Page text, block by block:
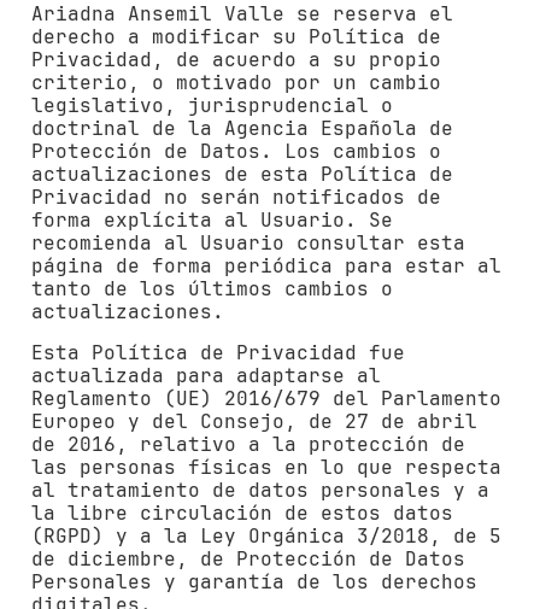
Ariadna Ansemil Valle se reserva el
derecho a modificar su Política de
Privacidad, de acuerdo a su propio
criterio, o motivado por un cambio
legislativo, jurisprudencial o
doctrinal de la Agencia Española de
Protección de Datos. Los cambios o
actualizaciones de esta Política de
Privacidad no serán notificados de
forma explícita al Usuario. Se
recomienda al Usuario consultar esta
página de forma periódica para estar al
tanto de los últimos cambios o
actualizaciones.
Esta Política de Privacidad fue
actualizada para adaptarse al
Reglamento (UE) 2016/679 del Parlamento
Europeo y del Consejo, de 27 de abril
de 2016, relativo a la protección de
las personas físicas en lo que respecta
al tratamiento de datos personales y a
la libre circulación de estos datos
(RGPD) y a la Ley Orgánica 3/2018, de 5
de diciembre, de Protección de Datos
Personales y garantía de los derechos